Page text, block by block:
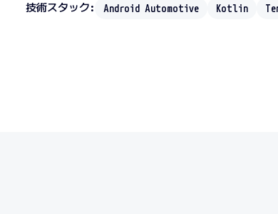
技術スタック: Android Automotive Kotlin